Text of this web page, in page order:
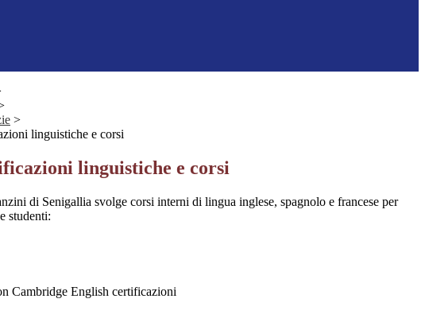
>
linguistiche e corsi
linguistiche e corsi
di Senigallia svolge corsi interni di lingua inglese, spagnolo e francese per
studenti:
Cambridge English certificazioni